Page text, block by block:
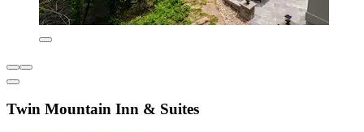
Twin Mountain Inn & Suites